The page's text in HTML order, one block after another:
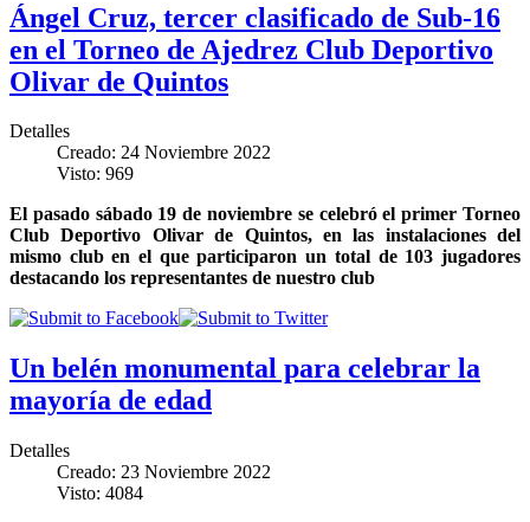
Ángel Cruz, tercer clasificado de Sub-16
en el Torneo de Ajedrez Club Deportivo
Olivar de Quintos
Detalles
Creado: 24 Noviembre 2022
Visto: 969
El pasado sábado 19 de noviembre se celebró el primer Torneo
Club Deportivo Olivar de Quintos, en las instalaciones del
mismo club en el que participaron un total de 103 jugadores
destacando los representantes de nuestro club
Un belén monumental para celebrar la
mayoría de edad
Detalles
Creado: 23 Noviembre 2022
Visto: 4084